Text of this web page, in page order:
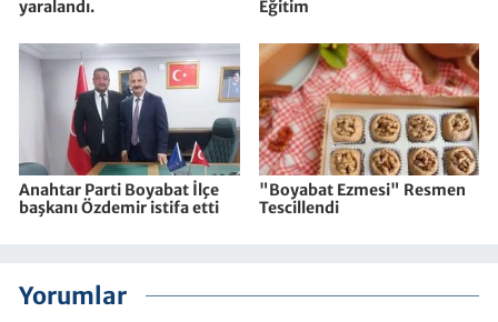
yaralandı.
Eğitim
Anahtar Parti Boyabat İlçe
başkanı Özdemir istifa etti
"Boyabat Ezmesi" Resmen
Tescillendi
Yorumlar